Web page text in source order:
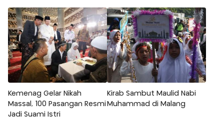
Kemenag Gelar Nikah
Massal, 100 Pasangan Resmi
Jadi Suami Istri
Kirab Sambut Maulid Nabi
Muhammad di Malang